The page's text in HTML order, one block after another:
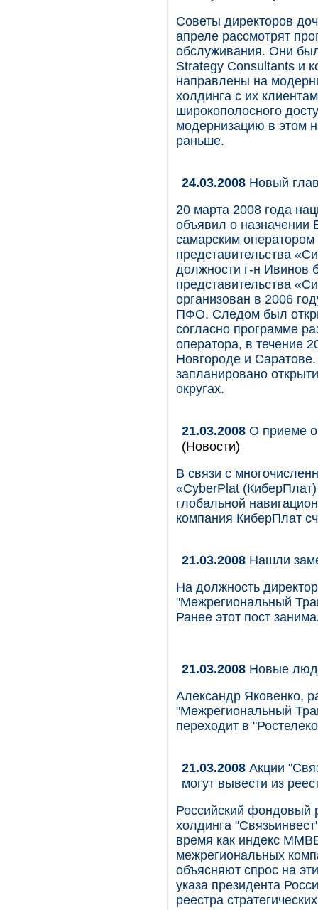
Советы директоров
апреле рассмотрят
обслуживания. Они
Strategy Consultants и
направлены на
холдинга с их
широкополосного
модернизацию в этом
раньше.
24.03.2008 Новый
20 марта 2008 года
объявил о назначении
самарским
представительства
должности г-н Ивинов
представительства
организован в 2006
ПФО. Следом был
согласно программе
оператора, в течение
Новгороде и
запланировано
округах.
21.03.2008 О приеме
(Новости)
В связи с
«CyberPlat
глобальной
компания КиберПлат
21.03.2008 Нашли
На должность
"Межрегиональный
Ранее этот пост
21.03.2008 Новые
Александр Яковенко,
"Межрегиональный
переходит в
21.03.2008 Акции
могут вывести из
Российский фондовый
холдинга
время как индекс
межрегиональных
объясняют спрос на
указа президента
реестра